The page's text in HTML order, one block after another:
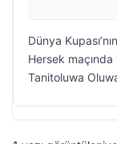
Dünya
Hersek
Tanitoluwa